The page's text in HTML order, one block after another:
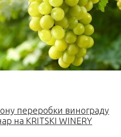
переробки винограду
на KRITSKI WINERY